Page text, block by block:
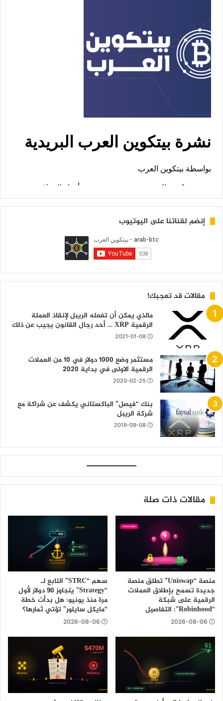
إنضم لقناتنا على اليوتيوب
مقالات قد تعجبك!
مالذي يمكن أن تفعله الريبل لإنقاذ العملة
الرقمية XRP … أحد رجال القانون يجيب عن ذلك
2021-01-08
مستثمر وضع 1000 دولار في 10 من العملات
الرقمية الاولى في بداية 2020
2020-02-25
بنك “فيصل” الباكستاني يكشف عن شراكة مع
شركة الريبل
2019-09-08
مقالات ذات صلة
منصة “Uniswap” تطلق منصة
جديدة تسمح بإطلاق العملات
الرقمية على شبكة
“Robinhood”: التفاصيل
2026-08-06
سهم “STRC” التابع لـ
“Strategy” يتجاوز 90 دولار لأول
مرة منذ يونيو: هل بدأت خطة
“مايكل سايلور” تؤتي ثمارها؟
2026-08-06